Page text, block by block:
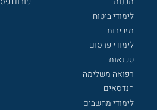
לימודי ביטוח
מזכירות
לימודי פרסום
טכנאות
רפואה משלימה
הנדסאים
לימודי מחשבים